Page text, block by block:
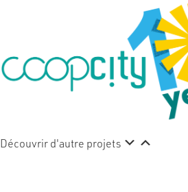
Découvrir d'autre projets